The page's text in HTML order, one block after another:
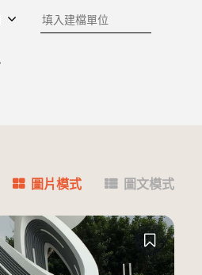
建檔單位
圖片模式 圖文模式